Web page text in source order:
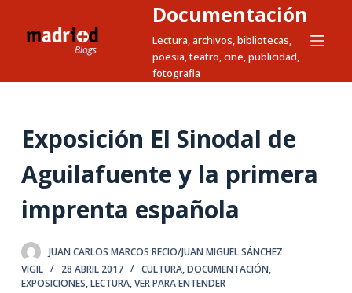
t
o
n
e
n
Documentación
Lectura, archivos, bibliotecas,
poesia, teatro, cine, publicidad,
fotografia
Exposición El Sinodal de
Aguilafuente y la primera
imprenta española
JUAN CARLOS MARCOS RECIO/JUAN MIGUEL SÁNCHEZ
VIGIL
28 ABRIL 2017 CULTURA,DOCUMENTACIÓN,
EXPOSICIONES,LECTURA,VER PARA ENTENDER